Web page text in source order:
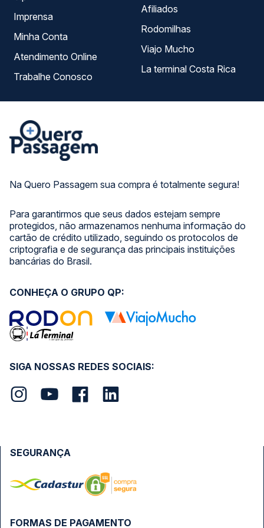
Na Quero Passagem sua compra é totalmente segura!
Para garantirmos que seus dados estejam sempre
protegidos, não armazenamos nenhuma informação do
cartão de crédito utilizado, seguindo os protocolos de
criptografia e de segurança das principais instituições
bancárias do Brasil.
Imprensa
Minha Conta
Atendimento Online
Trabalhe Conosco
Afiliados
Rodomilhas
Viajo Mucho
La terminal Costa Rica
SIGA NOSSAS REDES SOCIAIS:
CONHEÇA O GRUPO QP:
FORMAS DE PAGAMENTO
SEGURANÇA